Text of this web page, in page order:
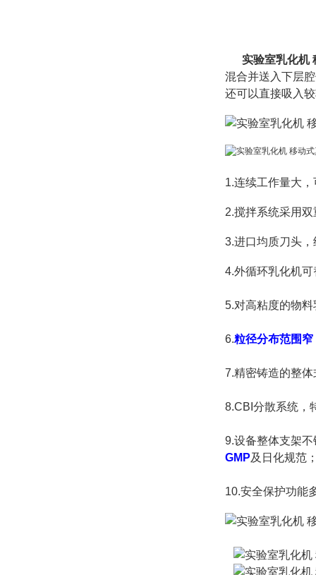
实验室乳化机
混合并送入下层
还可以直接吸入
1.连续工作量大，
2.搅拌系统采用
3.进口均质刀头
4.外循环乳化机
5.对高粘度的物
6.粒径分布范围窄
7.精密铸造的整
8.CBI分散系统，
9.设备整体支架
GMP及日化规范
10.安全保护功能